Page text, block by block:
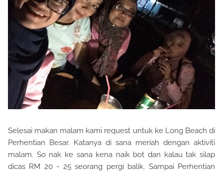
Selesai makan malam kami request untuk ke Long Beach di
Perhentian Besar. Katanya di sana meriah dengan aktiviti
malam. So nak ke sana kena naik bot dan kalau tak silap
dicas RM 20 - 25 seorang pergi balik. Sampai Perhentian